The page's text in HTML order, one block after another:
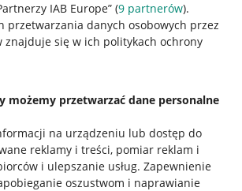
IAB Europe” (9 partnerów).
przetwarzania danych osobowych przez
znajduje się w ich politykach ochrony
możemy przetwarzać dane personalne
na urządzeniu lub dostęp do
reklamy i treści, pomiar reklam i
i ulepszanie usług. Zapewnienie
oszustwom i naprawianie
kupujących